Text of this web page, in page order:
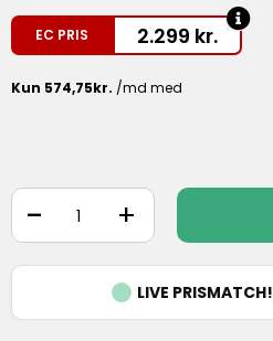
EC PRIS 2.299 kr.
+
-
LIVE PRISMATCH!